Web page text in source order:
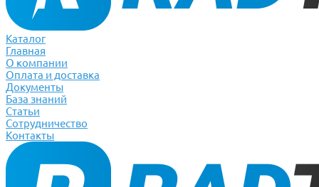
Каталог
Главная
О компании
Оплата и доставка
Документы
База знаний
Статьи
Сотрудничество
Контакты